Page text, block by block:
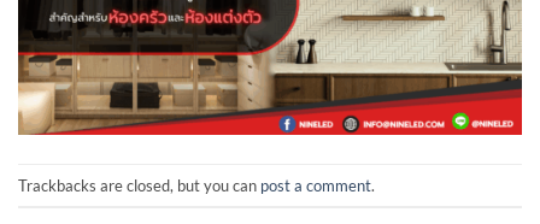
Trackbacks are closed, but you can post a comment.